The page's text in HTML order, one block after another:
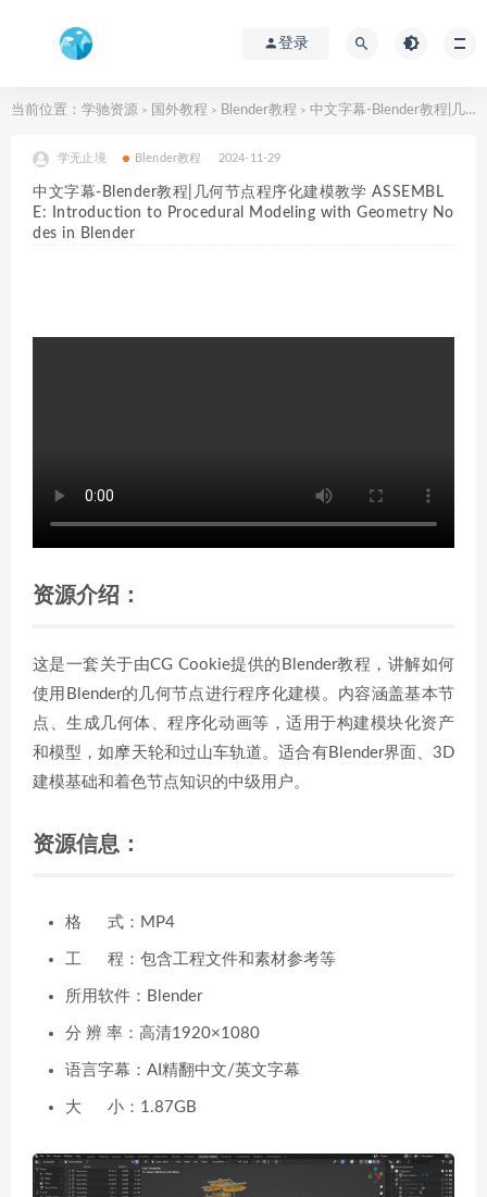
登录
当前位置： 学驰资源 > 国外教程 > Blender教程 > 中文字幕-Blender教程|几何节点程序化建模教学 ASSEMBLE: Introduction to Procedural Modeling with Geometry Nodes in Blender
学无止境 Blender教程 2024-11-29
中文字幕-Blender教程|几何节点程序化建模教学 ASSEMBL
E: Introduction to Procedural Modeling with Geometry No
des in Blender
资源介绍：
这是一套关于由CG Cookie提供的Blender教程，讲解如何
使用Blender的几何节点进行程序化建模。内容涵盖基本节
点、生成几何体、程序化动画等，适用于构建模块化资产
和模型，如摩天轮和过山车轨道。适合有Blender界面、3D
建模基础和着色节点知识的中级用户。
资源信息：
格 式：MP4
工 程：包含工程文件和素材参考等
所用软件：Blender
分 辨 率：高清1920×1080
语言字幕：AI精翻中文/英文字幕
大 小：1.87GB